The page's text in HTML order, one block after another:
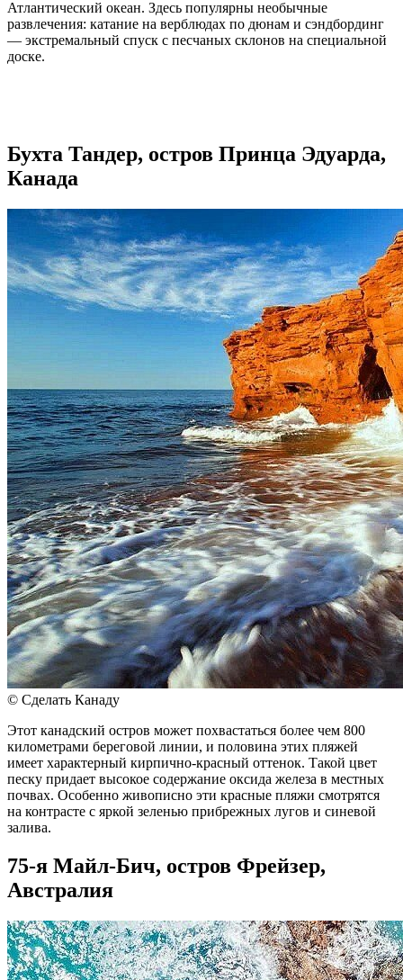
Атлантический океан. Здесь популярны необычные
развлечения: катание на верблюдах по дюнам и сэндбординг
— экстремальный спуск с песчаных склонов на специальной
доске.
Бухта Тандер, остров Принца Эдуарда,
Канада
© Сделать Канаду
Этот канадский остров может похвастаться более чем 800
километрами береговой линии, и половина этих пляжей
имеет характерный кирпично-красный оттенок. Такой цвет
песку придает высокое содержание оксида железа в местных
почвах. Особенно живописно эти красные пляжи смотрятся
на контрасте с яркой зеленью прибрежных лугов и синевой
залива.
75-я Майл-Бич, остров Фрейзер,
Австралия